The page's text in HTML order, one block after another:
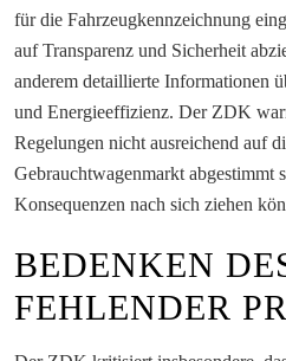
für die Fahrzeugkennzeichnung
auf Transparenz und Sicherheit
anderem detaillierte Informationen
und Energieeffizienz. Der ZDK
Regelungen nicht ausreichend auf
Gebrauchtwagenmarkt abgestimmt
Konsequenzen nach sich ziehen
BEDENKEN
FEHLENDER